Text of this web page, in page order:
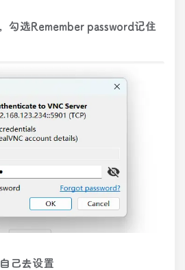
勾选Remember password记住
己去设置